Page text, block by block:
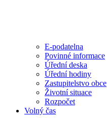
E-podatelna
Povinné informace
Úřední deska
Úřední hodiny
Zastupitelstvo obce
Životní situace
Rozpočet
Volný čas